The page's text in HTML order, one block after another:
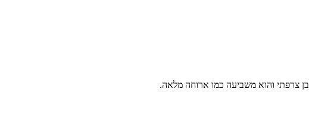
צרפתי והוא משביעה כמו ארוחה מלאה.